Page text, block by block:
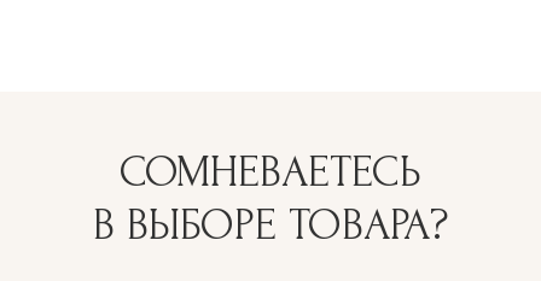
СОМНЕВАЕТЕСЬ
В ВЫБОРЕ ТОВАРА?